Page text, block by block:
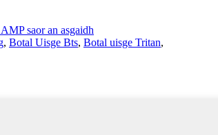
saor an asgaidh
, Botal Uisge Bts, Botal uisge Tritan,